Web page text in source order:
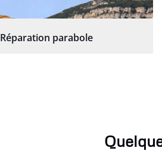
Réparation parabole